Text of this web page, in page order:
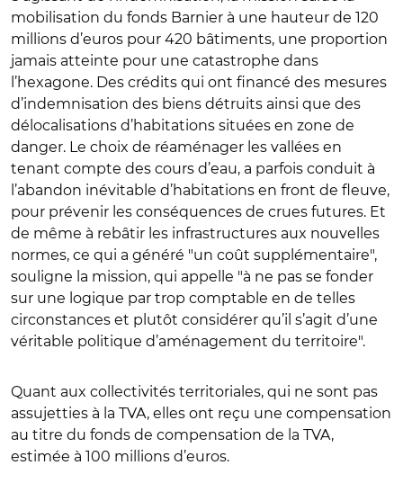
mobilisation du fonds Barnier à une hauteur de 120
millions d’euros pour 420 bâtiments, une proportion
jamais atteinte pour une catastrophe dans
l’hexagone. Des crédits qui ont financé des mesures
d’indemnisation des biens détruits ainsi que des
délocalisations d’habitations situées en zone de
danger. Le choix de réaménager les vallées en
tenant compte des cours d’eau, a parfois conduit à
l’abandon inévitable d’habitations en front de fleuve,
pour prévenir les conséquences de crues futures. Et
de même à rebâtir les infrastructures aux nouvelles
normes, ce qui a généré "un coût supplémentaire",
souligne la mission, qui appelle "à ne pas se fonder
sur une logique par trop comptable en de telles
circonstances et plutôt considérer qu’il s’agit d’une
véritable politique d’aménagement du territoire".
Quant aux collectivités territoriales, qui ne sont pas
assujetties à la TVA, elles ont reçu une compensation
au titre du fonds de compensation de la TVA,
estimée à 100 millions d’euros.